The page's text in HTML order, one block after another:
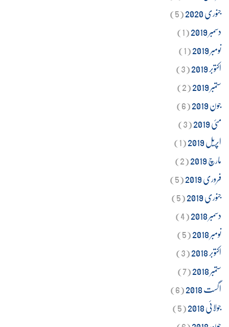
جنوری 2020
(5)
دسمبر 2019
(1)
نومبر 2019
(1)
اکتوبر 2019
(3)
ستمبر 2019
(2)
جون 2019
(6)
مئی 2019
(3)
اپریل 2019
(1)
مارچ 2019
(2)
فروری 2019
(5)
جنوری 2019
(5)
دسمبر 2018
(4)
نومبر 2018
(5)
اکتوبر 2018
(3)
ستمبر 2018
(7)
اگست 2018
(6)
جولائی 2018
(5)